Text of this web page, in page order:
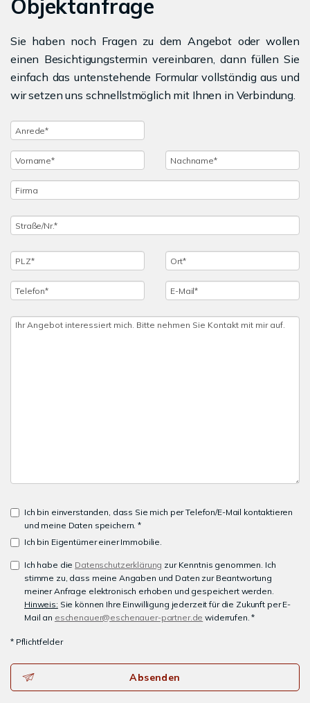
Objektanfrage
Sie haben noch Fragen zu dem Angebot oder wollen
einen Besichtigungstermin vereinbaren, dann füllen Sie
einfach das untenstehende Formular vollständig aus und
wir setzen uns schnellstmöglich mit Ihnen in Verbindung.
Ich bin einverstanden, dass Sie mich per Telefon/E-Mail kontaktieren
und meine Daten speichern. *
Ich bin Eigentümer einer Immobilie.
Ich habe die Datenschutzerklärung zur Kenntnis genommen. Ich
stimme zu, dass meine Angaben und Daten zur Beantwortung
meiner Anfrage elektronisch erhoben und gespeichert werden.
Hinweis: Sie können Ihre Einwilligung jederzeit für die Zukunft per E-
Mail an eschenauer@eschenauer-partner.de widerrufen. *
* Pflichtfelder
Absenden